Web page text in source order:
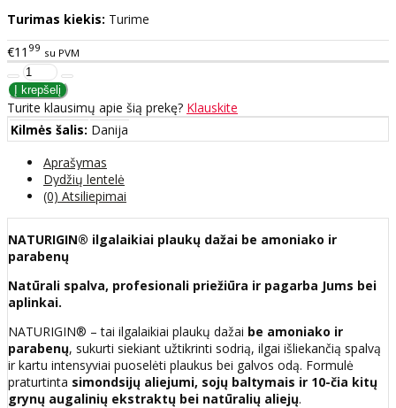
Turimas kiekis: Turime
€11 99 su PVM
Turite klausimų apie šią prekę? Klauskite
Kilmės šalis: Danija
Aprašymas
Dydžių lentelė
(0) Atsiliepimai
NATURIGIN® ilgalaikiai plaukų dažai be amoniako ir
parabenų
Natūrali spalva, profesionali priežiūra ir pagarba Jums bei
aplinkai.
NATURIGIN® – tai ilgalaikiai plaukų dažai be amoniako ir
parabenų, sukurti siekiant užtikrinti sodrią, ilgai išliekančią spalvą
ir kartu intensyviai puoselėti plaukus bei galvos odą. Formulė
praturtinta simondsijų aliejumi, sojų baltymais ir 10-čia kitų
grynų augalinių ekstraktų bei natūralių aliejų.